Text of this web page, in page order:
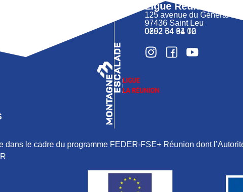
Ligue Réunion
125 avenue du Général
97436 Saint Leu
0262 34 91 02
0692 64 64 10
dans le cadre du programme FEDER-FSE+ Réunion dont